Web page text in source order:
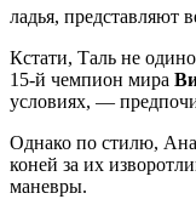
ладья, представляют
Кстати, Таль не
15-й чемпион мира
условиях, —
Однако по стилю,
коней за их
маневры.